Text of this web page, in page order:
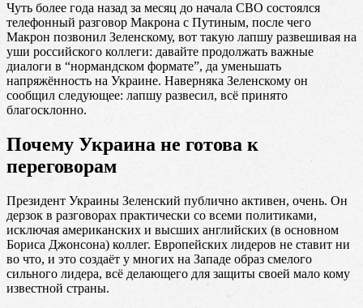
Чуть более года назад за месяц до начала СВО состоялся
телефонный разговор Макрона с Путиным, после чего
Макрон позвонил Зеленскому, вот такую лапшу развешивая на
уши российского коллеги: давайте продолжать важные
диалоги в “нормандском формате”, да уменьшать
напряжённость на Украине. Наверняка Зеленскому он
сообщил следующее: лапшу развесил, всё принято
благосклонно.
Почему Украина не готова к
переговорам
Президент Украины Зеленский публично активен, очень. Он
дерзок в разговорах практически со всеми политиками,
исключая американских и высших английских (в основном
Бориса Джонсона) коллег. Европейских лидеров не ставит ни
во что, и это создаёт у многих на Западе образ смелого
сильного лидера, всё делающего для защиты своей мало кому
известной страны.